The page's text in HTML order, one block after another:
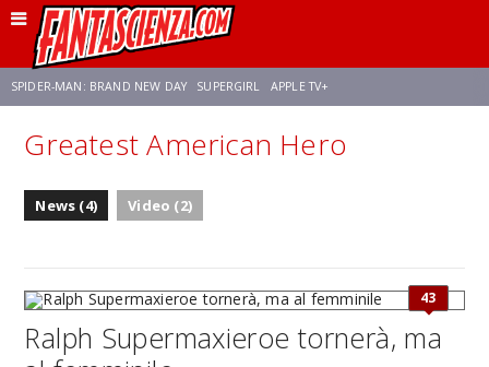
SPIDER-MAN: BRAND NEW DAY SUPERGIRL APPLE TV+
FRANCO RICCIARDIELLO ZENDAYA STAR TREK AVENGERS: DOOMSDAY
Greatest American Hero
News (4) Video (2)
43
Ralph Supermaxieroe tornerà, ma